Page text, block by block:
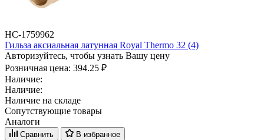
НС-1759962
Гильза аксиальная латунная Royal Thermo 32 (4)
Авторизуйтесь, чтобы узнать Вашу цену
Розничная цена: 394.25 ₽
Наличие:
Наличие:
Наличие на складе
Сопутствующие товары
Аналоги
Сравнить В избранное